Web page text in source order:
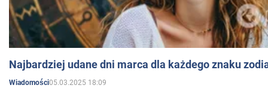
Najbardziej udane dni marca dla każdego znaku
Wiadomości05.03.2025 18:09